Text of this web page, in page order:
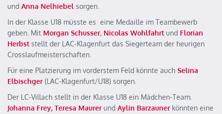
und Anna Nelhiebel sorgen.
In der Klasse U18 müsste es eine Medaille im Teambewerb
geben. Mit Morgan Schusser, Nicolas Wohlfahrt und Florian
Herbst stellt der LAC-Klagenfurt das Siegerteam der heurigen
Crosslaufmeisterschaften.
Für eine Platzierung im vorderstem Feld könnte auch Selina
Elbischger(LAC-Klagenfurt/U18) sorgen.
Der LC-Villach stellt in der Klasse U18 ein Mädchen-Team.
Johanna Frey, Teresa Maurerund Aylin Barzaunerkönnten eine